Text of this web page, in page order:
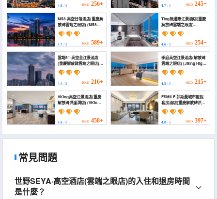
Jiefangbei))
4.6 / 5 HKD 256+ 4.7/ 5 HKD 245+
M58·高空日落酒店(重慶解
放碑雲端之眼店) (M58
Hotel)
4.7 / 5 HKD 589+
Ting無邊際江景酒店(重慶
解放碑雲端之眼店)
(Chongqing Ting high
altitude riverview hotel)
4.6/ 5 HKD 254+
雲端51·高空全江景酒店
(重慶解放碑雲端之眼店)
(Cloud 51·High-altitude
Quanjiang View Hotel
(Chongqing Jiefangbei
Cloud Eye))
4.4 / 5 HKD 216+
季庭高空江景酒店(解放碑
雲端之眼店) (Jiting High-
altitude Riverview Hotel
(Jiefangbei Cloud Eye))
4.8/ 5 HKD 215+
VKing高空江景酒店(重慶
解放碑洪崖洞店) (VKing
High-altitude River View
Hotel (Chongqing
Jiefangbei
Hongyadong Branch))
4.6 / 5 HKD 458+
FSMILE·菲斯曼城市度假
套房酒店(重慶解放碑洪崖
洞店) (FSMILE City
Resort Hotel
(Monument to the
people's Liberation
4.8/ 5 HKD 397+
常見問題
世野SEYA·高空酒店(雲端之眼店)的入住和退房時間
是什麼？